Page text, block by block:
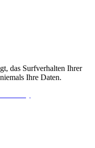
das Surfverhalten Ihrer
Ihre Daten.